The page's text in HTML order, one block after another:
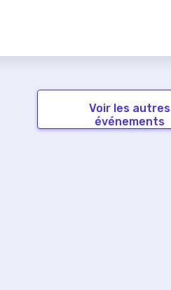
Voir les autres
événements